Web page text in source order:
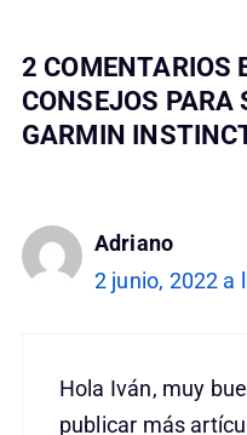
2 COMENTARIOS
CONSEJOS PARA
GARMIN
Adriano
2 junio, 2022 a
Hola Iván, muy
publicar más